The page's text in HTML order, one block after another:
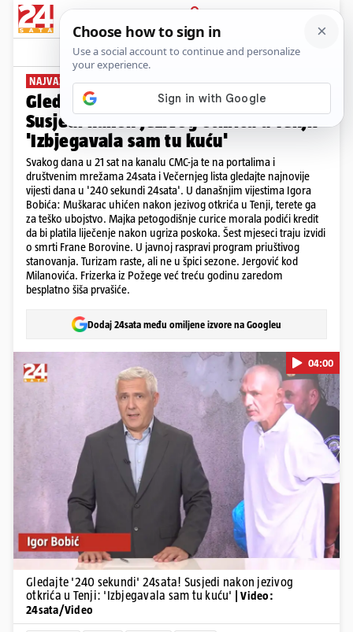
PRIJAVA
News Komentari
NAJVAŽNIJE VIJESTI DANA
Gledajte '240 sekundi' 24sata!
Susjedi nakon jezivog otkrića u Tenji:
'Izbjegavala sam tu kuću'
Svakog dana u 21 sat na kanalu CMC-ja te na portalima i
društvenim mrežama 24sata i Večernjeg lista gledajte najnovije
vijesti dana u '240 sekundi 24sata'. U današnjim vijestima Igora
Bobića: Muškarac uhićen nakon jezivog otkrića u Tenji, terete ga
za teško ubojstvo. Majka petogodišnje curice morala podići kredit
da bi platila liječenje nakon ugriza poskoka. Šest mjeseci traju izvidi
o smrti Frane Borovine. U javnoj raspravi program priuštivog
stanovanja. Turizam raste, ali ne u špici sezone. Jergović kod
Milanovića. Frizerka iz Požege već treću godinu zaredom
besplatno šiša prvašiće.
Dodaj 24sata među omiljene izvore na Googleu
Pokretanje videa...
04:00
Gledajte '240 sekundi' 24sata! Susjedi nakon jezivog
otkrića u Tenji: 'Izbjegavala sam tu kuću'
| Video:
24sata/Video